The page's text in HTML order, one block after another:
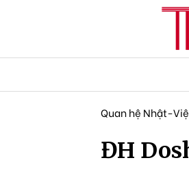
Quan hệ Nhật-
ĐH